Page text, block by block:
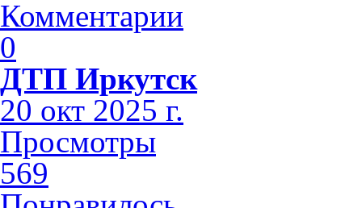
Комментарии
0
ДТП Иркутск
20 окт 2025 г.
Просмотры
569